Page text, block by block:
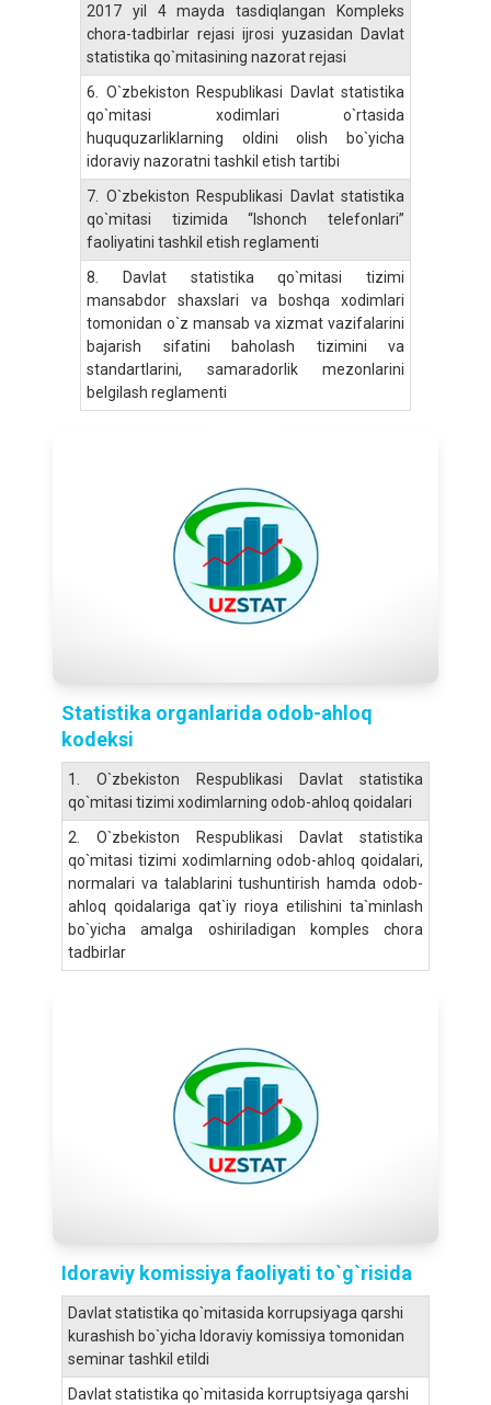
2017 yil 4 mayda tasdiqlangan Kompleks
chora-tadbirlar rejasi ijrosi yuzasidan Davlat
statistika qo`mitasining nazorat rejasi
6. O`zbekiston Respublikasi Davlat statistika
qo`mitasi xodimlari o`rtasida
huququzarliklarning oldini olish bo`yicha
idoraviy nazoratni tashkil etish tartibi
7. O`zbekiston Respublikasi Davlat statistika
qo`mitasi tizimida “Ishonch telefonlari”
faoliyatini tashkil etish reglamenti
8.
Davlat statistika qo`mitasi tizimi
mansabdor shaxslari va boshqa xodimlari
tomonidan o`z mansab va xizmat vazifalarini
bajarish sifatini baholash tizimini va
standartlarini, samaradorlik mezonlarini
belgilash reglamenti
Statistika organlarida odob-ahloq
kodeksi
1. O`zbekiston Respublikasi Davlat statistika
qo`mitasi tizimi xodimlarning odob-ahloq qoidalari
2. O`zbekiston Respublikasi Davlat statistika
qo`mitasi tizimi xodimlarning odob-ahloq qoidalari,
normalari va talablarini tushuntirish hamda odob-
ahloq qoidalariga qat`iy rioya etilishini ta`minlash
bo`yicha amalga oshiriladigan komples chora
tadbirlar
Idoraviy komissiya faoliyati to`g`risida
Davlat statistika qo`mitasida korrupsiyaga qarshi
kurashish bo`yicha Idoraviy komissiya tomonidan
seminar tashkil etildi
Davlat statistika qo`mitasida korruptsiyaga qarshi